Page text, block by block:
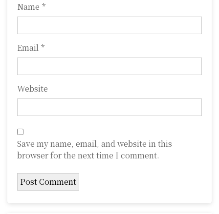
Name *
Email *
Website
Save my name, email, and website in this
browser for the next time I comment.